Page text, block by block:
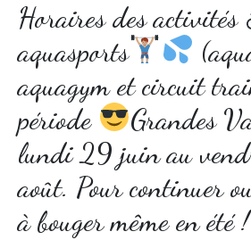
Horaires des activités
aquasports
aquagym et circuit
période
Grandes
lundi 29 juin au
août. Pour continuer
à bouger même en été !